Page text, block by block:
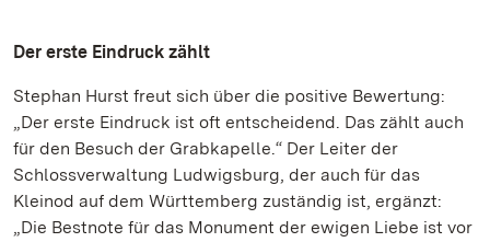
Der erste Eindruck zählt
Stephan Hurst freut sich über die positive Bewertung:
„Der erste Eindruck ist oft entscheidend. Das zählt auch
für den Besuch der Grabkapelle.“ Der Leiter der
Schlossverwaltung Ludwigsburg, der auch für das
Kleinod auf dem Württemberg zuständig ist, ergänzt:
„Die Bestnote für das Monument der ewigen Liebe ist vor